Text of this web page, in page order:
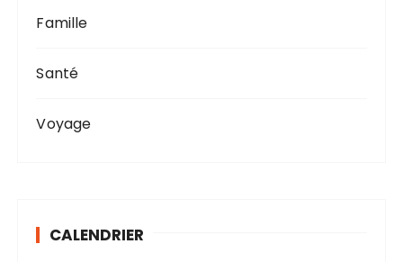
Famille
Santé
Voyage
CALENDRIER